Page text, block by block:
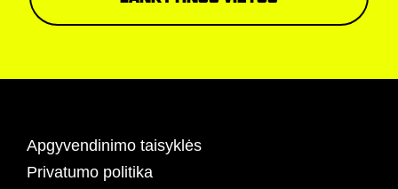
Apgyvendinimo taisyklės
Privatumo politika